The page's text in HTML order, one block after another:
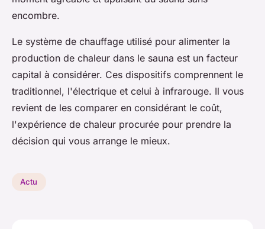
encombre.
Le système de chauffage utilisé pour alimenter la
production de chaleur dans le sauna est un facteur
capital à considérer. Ces dispositifs comprennent le
traditionnel, l'électrique et celui à infrarouge. Il vous
revient de les comparer en considérant le coût,
l'expérience de chaleur procurée pour prendre la
décision qui vous arrange le mieux.
Actu